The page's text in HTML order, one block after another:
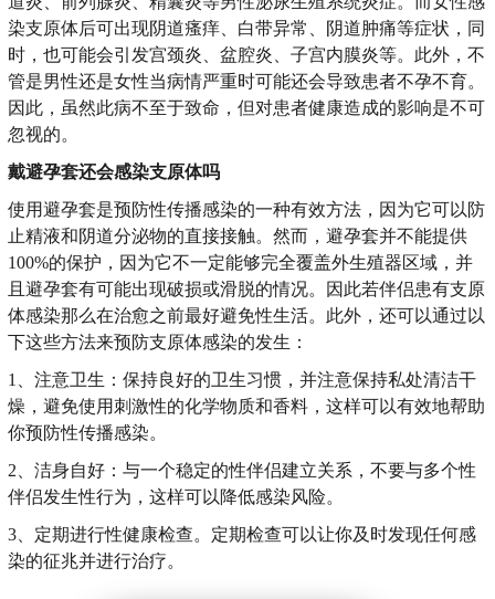
染支原体后可出现阴道瘙痒、白带异常、阴道肿痛等症状，同
时，也可能会引发宫颈炎、盆腔炎、子宫内膜炎等。此外，不
管是男性还是女性当病情严重时可能还会导致患者不孕不育。
因此，虽然此病不至于致命，但对患者健康造成的影响是不可
忽视的。
戴避孕套还会感染支原体吗
使用避孕套是预防性传播感染的一种有效方法，因为它可以防
止精液和阴道分泌物的直接接触。然而，避孕套并不能提供
100%的保护，因为它不一定能够完全覆盖外生殖器区域，并
且避孕套有可能出现破损或滑脱的情况。因此若伴侣患有支原
体感染那么在治愈之前最好避免性生活。此外，还可以通过以
下这些方法来预防支原体感染的发生：
1、注意卫生：保持良好的卫生习惯，并注意保持私处清洁干
燥，避免使用刺激性的化学物质和香料，这样可以有效地帮助
你预防性传播感染。
2、洁身自好：与一个稳定的性伴侣建立关系，不要与多个性
伴侣发生性行为，这样可以降低感染风险。
3、定期进行性健康检查。定期检查可以让你及时发现任何感
染的征兆并进行治疗。